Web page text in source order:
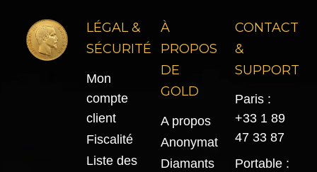
LÉGAL &
SÉCURITÉ
Mon
compte
client
Fiscalité
Liste des
À
PROPOS
DE
GOLD
A propos
Anonymat
Diamants
CONTACT
&
SUPPORT
Paris :
+33 1 89
47 33 87
Portable :